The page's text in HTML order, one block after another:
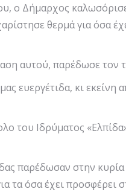
ο Δήμαρχος
θερμά για όσα
αυτού, παρέδωσε τον
ευεργέτιδα, κι
του Ιδρύματος
παρέδωσαν στην
τα όσα έχει προσφέρει